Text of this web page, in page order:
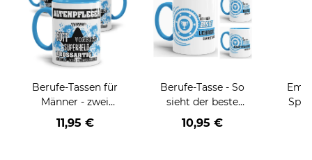
Berufe-Tassen für
Männer - zwei
Farbvarianten
11,95 €
Berufe-Tasse - So
sieht der beste
BERUF aus -
verschiedene Berufe
10,95 €